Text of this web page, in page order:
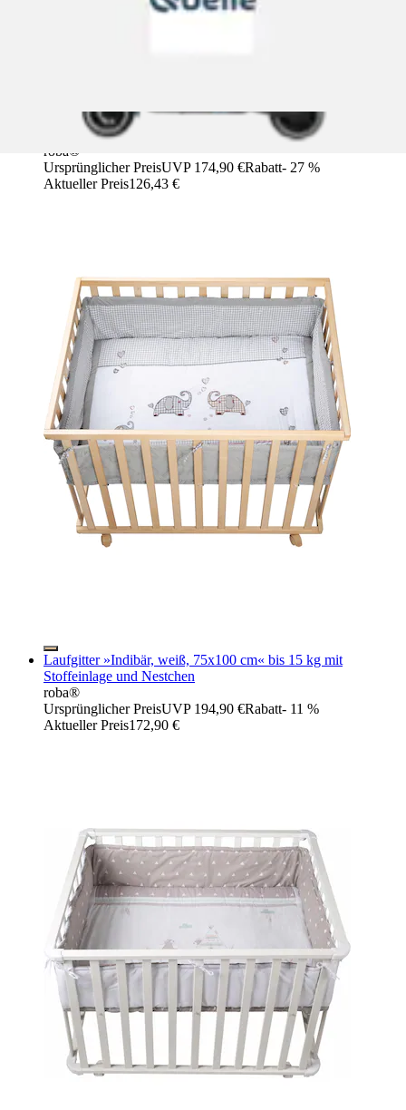
Laufgitter »Jumbotwins grau, 100x75 cm« bis 15 kg mit
Stoffeinlage und Nestchen
roba®
Ursprünglicher PreisUVP 174,90 €Rabatt- 27 %
Aktueller Preis126,43 €
Laufgitter »Indibär, weiß, 75x100 cm« bis 15 kg mit
Stoffeinlage und Nestchen
roba®
Ursprünglicher PreisUVP 194,90 €Rabatt- 11 %
Aktueller Preis172,90 €